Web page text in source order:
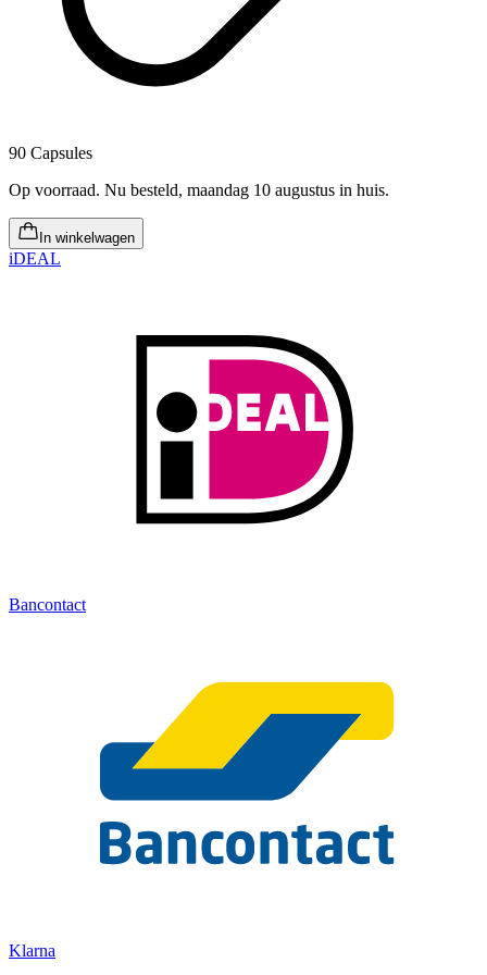
90 Capsules
Op voorraad. Nu besteld, maandag 10 augustus in huis.
In winkelwagen
iDEAL
Bancontact
Klarna